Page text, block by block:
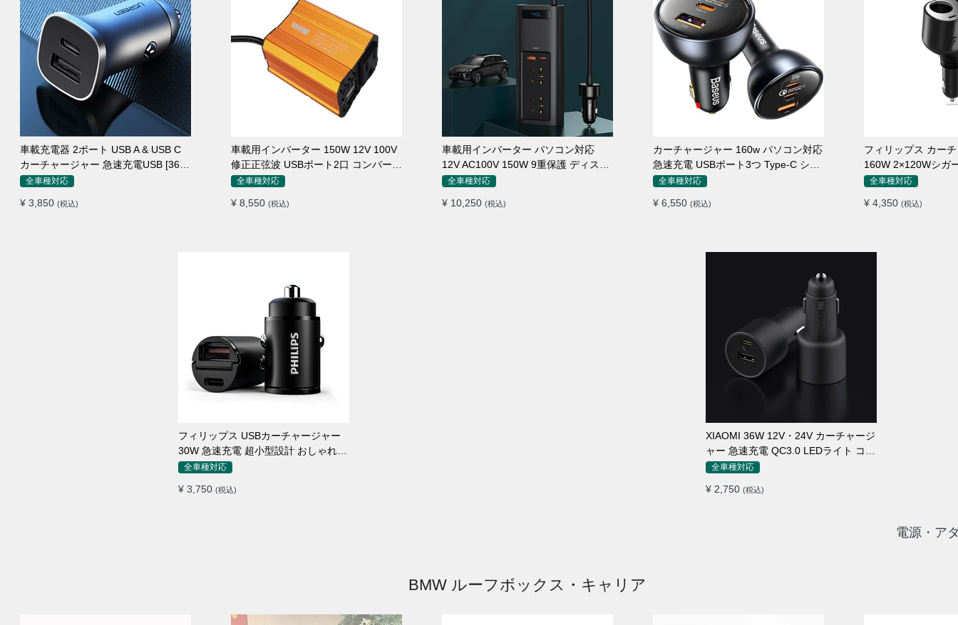
車載充電器 2ポート USB A & USB C
カーチャージャー 急速充電USB [36W
12V-24V ]
全車種対応
¥ 3,850 (税込)
車載用インバーター 150W 12V 100V
修正正弦波 USBポート2口 コンバータ
ー 防災用品 チャージャー
全車種対応
¥ 8,550 (税込)
車載用インバーター パソコン対応
12V AC100V 150W 9重保護 ディスプ
レイ付き 静音タイプ
全車種対応
¥ 10,250 (税込)
カーチャージャー 160w パソコン対応
急速充電 USBポート3つ Type-C シガ
ーソケット
全車種対応
¥ 6,550 (税込)
フィリップス カー
160W 2×120Wシガ
れ全車種対応
¥ 4,350 (税込)
フィリップス USBカーチャージャー
30W 急速充電 超小型設計 おしゃれ
シガーソケット
全車種対応
¥ 3,750 (税込)
XIAOMI 36W 12V・24V カーチャージ
ャー 急速充電 QC3.0 LEDライト コン
パクト 車載充電器
全車種対応
¥ 2,750 (税込)
電源・ア
BMW ルーフボックス・キャリア